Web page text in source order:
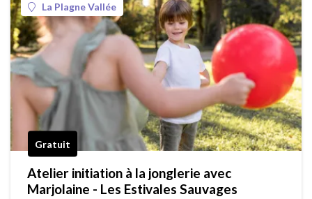
La Plagne Vallée
Gratuit
Atelier initiation à la jonglerie avec
Marjolaine - Les Estivales Sauvages